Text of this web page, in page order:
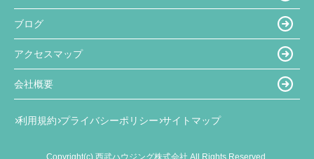
ブログ
アクセスマップ
会社概要
利用規約 プライバシーポリシー サイトマップ
Copyright(c) 西武ハウジング株式会社 All Rights Reserved.